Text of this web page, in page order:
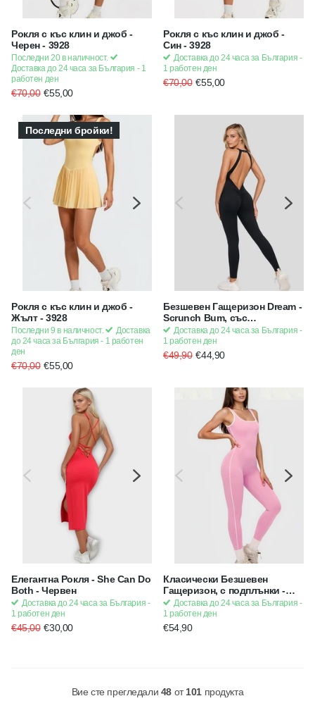
Рокля с къс клин и джоб -
Черен - 3928
Последни 20 в наличност.
Доставка до 24 часа за България - 1
работен ден
€70,00 €55,00
Рокля с къс клин и джоб -
Син - 3928
Доставка до 24 часа за България -
1 работен ден
€70,00 €55,00
Последни бройки!
Рокля с къс клин и джоб -
Жълт - 3928
Последни 9 в наличност.
Доставка
до 24 часа за България - 1 работен
ден
€70,00 €55,00
Безшевен Гащеризон Dream -
Scrunch Bum, със
закопчаване и подплънки -
Черен
Доставка до 24 часа за България -
1 работен ден
€49,90 €44,90
Елегантна Рокля - She Can Do
Both - Червен
Доставка до 24 часа за България -
1 работен ден
€45,00 €30,00
Класически Безшевен
Гащеризон, с подплънки -
Цял - Розов
Доставка до 24 часа за България -
1 работен ден
€54,90
Вие сте прегледали 48от101 продукта